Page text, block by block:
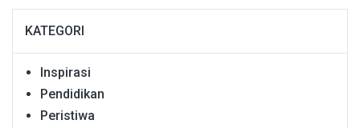
KATEGORI
Inspirasi
Pendidikan
Peristiwa